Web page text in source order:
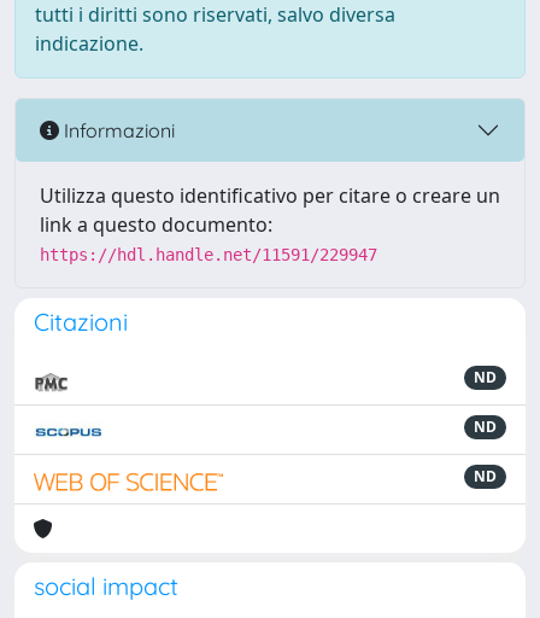
tutti i diritti sono riservati, salvo diversa
indicazione.
Informazioni
Utilizza questo identificativo per citare o creare un
link a questo documento:
https://hdl.handle.net/11591/229947
Citazioni
ND
ND
ND
social impact